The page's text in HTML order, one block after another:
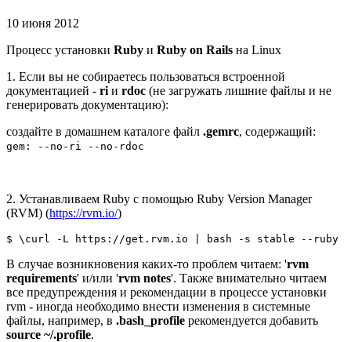
10 июня 2012
Процесс установки Ruby и Ruby on Rails на Linux
1. Если вы не собираетесь пользоваться встроенной
документацией - ri и rdoc (не загружать лишние файлы и не
генерировать документацию):
создайте в домашнем каталоге файл .gemrc, содержащий:
gem: --no-ri --no-rdoc
2. Устанавливаем Ruby с помощью Ruby Version Manager
(RVM) (https://rvm.io/)
$ \curl -L https://get.rvm.io | bash -s stable --ruby
В случае возникновения каких-то проблем читаем: 'rvm
requirements' и/или 'rvm notes'. Также внимательно читаем
все предупреждения и рекомендации в процессе установки
rvm - иногда необходимо внести изменения в системные
файлы, например, в .bash_profile рекомендуется добавить
source ~/.profile.